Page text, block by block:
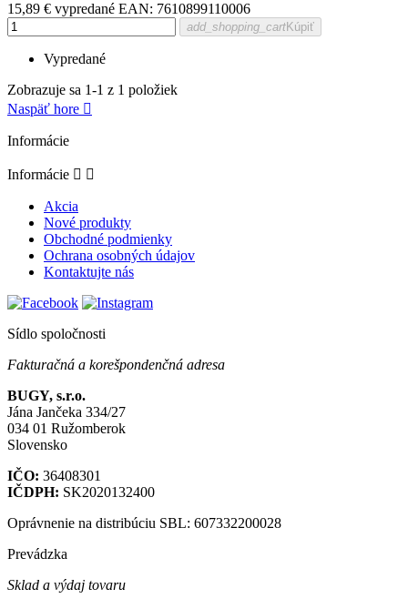
15,89 € vypredané EAN: 7610899110006
add_shopping_cartKúpiť
Vypredané
Zobrazuje sa 1-1 z 1 položiek
Naspäť hore 
Informácie
Informácie  
Akcia
Nové produkty
Obchodné podmienky
Ochrana osobných údajov
Kontaktujte nás
Sídlo spoločnosti
Fakturačná a korešpondenčná adresa
BUGY, s.r.o.
Jána Jančeka 334/27
034 01 Ružomberok
Slovensko
IČO: 36408301
IČDPH: SK2020132400
Oprávnenie na distribúciu SBL: 607332200028
Prevádzka
Sklad a výdaj tovaru